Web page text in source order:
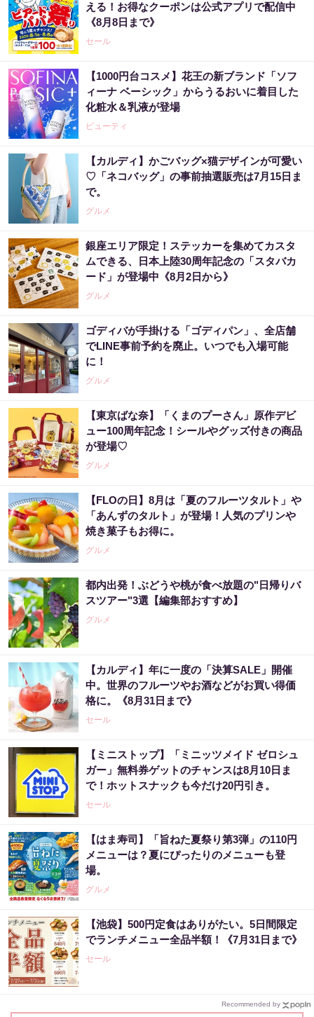
える！お得なクーポンは公式アプリで配信中
《8月8日まで》
セール
【1000円台コスメ】花王の新ブランド「ソフ
ィーナ ベーシック」からうるおいに着目した
化粧水＆乳液が登場
ビューティ
【カルディ】かごバッグ×猫デザインが可愛い
♡「ネコバッグ」の事前抽選販売は7月15日ま
で。
グルメ
銀座エリア限定！ステッカーを集めてカスタ
ムできる、日本上陸30周年記念の「スタバカ
ード」が登場中《8月2日から》
グルメ
ゴディバが手掛ける「ゴディパン」、全店舗
でLINE事前予約を廃止。いつでも入場可能
に！
グルメ
【東京ばな奈】「くまのプーさん」原作デビ
ュー100周年記念！シールやグッズ付きの商品
が登場♡
グルメ
【FLOの日】8月は「夏のフルーツタルト」や
「あんずのタルト」が登場！人気のプリンや
焼き菓子もお得に。
グルメ
都内出発！ぶどうや桃が食べ放題の"日帰りバ
スツアー"3選【編集部おすすめ】
グルメ
【カルディ】年に一度の「決算SALE」開催
中。世界のフルーツやお酒などがお買い得価
格に。《8月31日まで》
セール
【ミニストップ】「ミニッツメイド ゼロシュ
ガー」無料券ゲットのチャンスは8月10日ま
で！ホットスナックも今だけ20円引き。
セール
【はま寿司】「旨ねた夏祭り第3弾」の110円
メニューは？夏にぴったりのメニューも登
場。
グルメ
【池袋】500円定食はありがたい。5日間限定
でランチメニュー全品半額！《7月31日まで》
セール
Recommended by